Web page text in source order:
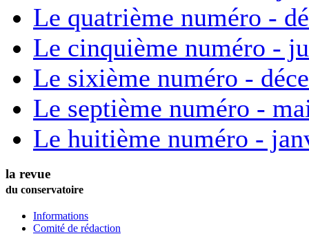
Le quatrième numéro -
Le cinquième numéro -
Le sixième numéro -
Le septième numéro -
Le huitième numéro -
la revue
du conservatoire
Informations
Comité de rédaction